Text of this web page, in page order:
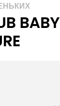
BABY